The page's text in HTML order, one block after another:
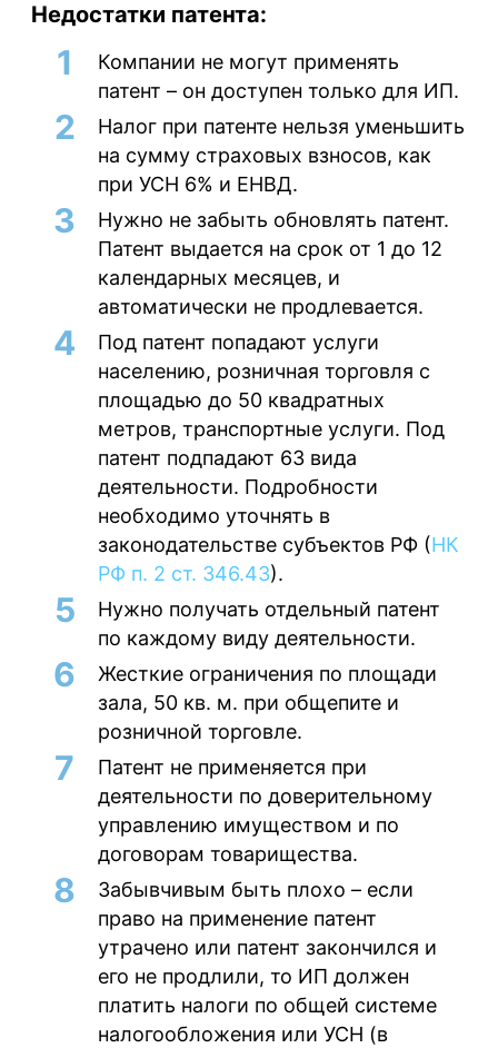
Недостатки патента:
Компании не могут применять
патент – он доступен только для ИП.
Налог при патенте нельзя уменьшить
на сумму страховых взносов, как
при УСН 6% и ЕНВД.
Нужно не забыть обновлять патент.
Патент выдается на срок от 1 до 12
календарных месяцев, и
автоматически не продлевается.
Под патент попадают услуги
населению, розничная торговля с
площадью до 50 квадратных
метров, транспортные услуги. Под
патент подпадают 63 вида
деятельности. Подробности
необходимо уточнять в
законодательстве субъектов РФ (НК
РФ п. 2 ст. 346.43).
Нужно получать отдельный патент
по каждому виду деятельности.
Жесткие ограничения по площади
зала, 50 кв. м. при общепите и
розничной торговле.
Патент не применяется при
деятельности по доверительному
управлению имуществом и по
договорам товарищества.
Забывчивым быть плохо – если
право на применение патент
утрачено или патент закончился и
его не продлили, то ИП должен
платить налоги по общей системе
налогообложения или УСН (в